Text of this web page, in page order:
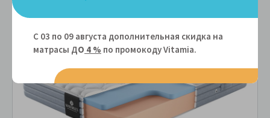
-15%
С 03 по 09 августа дополнительная скидка на
матрасы ДО 4 % по промокоду Vitamiа.